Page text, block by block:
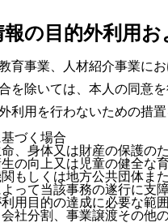
報の目的外利用
育事業、人材紹介事業に
を除いては、本人の同意
利用を行わないための措置
づく場合
命、身体又は財産の保護の
の向上又は児童の健全な
関もしくは地方公共団体ま
よって当該事務の遂行に支
用目的の達成に必要な範
社分割、事業譲渡その他